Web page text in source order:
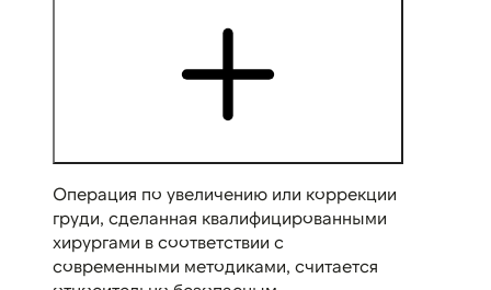
Операция по увеличению или коррекции
груди, сделанная квалифицированными
хирургами в соответствии с
современными методиками, считается